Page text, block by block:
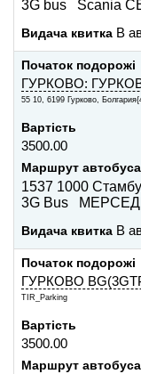
3G bus Scania
Видача квитка В
Початок подорожі
ГУРКОВО:
55 10, 6199 Гурково,
Вартість
3500.00
Маршрут
1537 1000
3G Bus
Видача квитка В
Початок подорожі
ГУРКОВО
TIR_Parking
Вартість
3500.00
Маршрут